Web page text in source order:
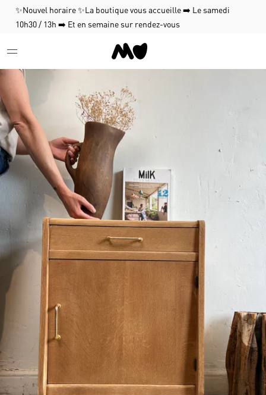
✨Nouvel horaire ✨La boutique vous accueille ➡️ Le samedi
10h30 / 13h ➡️ Et en semaine sur rendez-vous